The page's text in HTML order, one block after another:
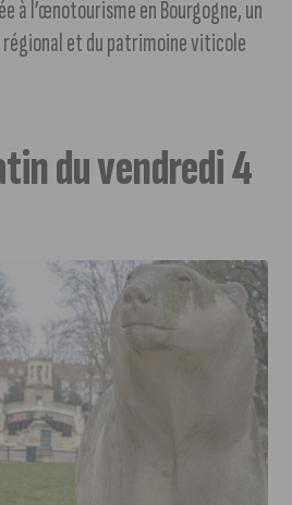
à l’œnotourisme en Bourgogne, un
et du patrimoine viticole
du vendredi 4